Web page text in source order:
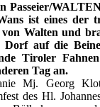
Passeier/
ist eines der
Walten und
Dorf auf die
Tiroler
Tag an.
Mj. Georg
des Hl.